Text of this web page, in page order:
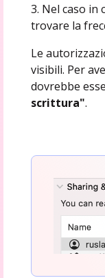
3. Nel caso in
trovare la
Le
visibili. Per
dovrebbe
scrittura".